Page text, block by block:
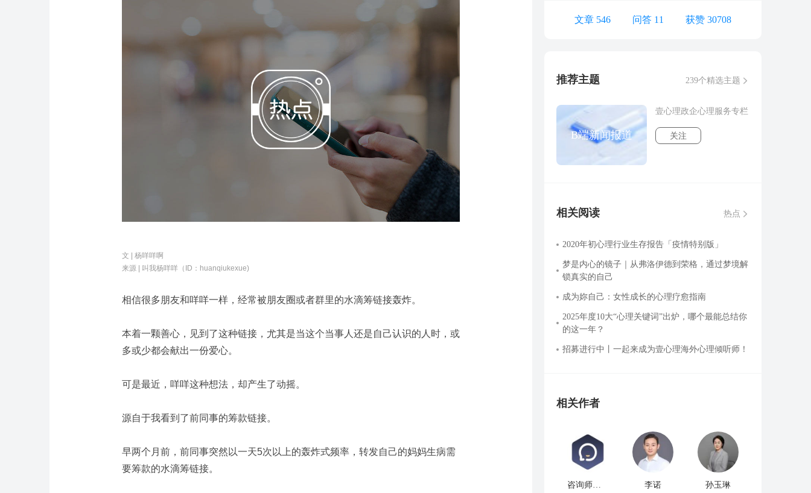
文 | 杨咩咩啊
来源 | 叫我杨咩咩 （ID：huanqiukexue)
相信很多朋友和咩咩一样，经常被朋友圈或者群里的水滴筹链接轰炸。
本着一颗善心，见到了这种链接，尤其是当这个当事人还是自己认识的人时，或
多或少都会献出一份爱心。
可是最近，咩咩这种想法，却产生了动摇。
源自于我看到了前同事的筹款链接。
早两个月前，前同事突然以一天5次以上的轰炸式频率，转发自己的妈妈生病需
要筹款的水滴筹链接。
文章 546 问答 11 获赞 30708
推荐主题 239个精选主题
B端新闻报道
壹心理政企心理服务专栏
关注
相关阅读 热点
2020年初心理行业生存报告「疫情特别版」
梦是内心的镜子｜从弗洛伊德到荣格，通过梦境解
锁真实的自己
成为妳自己：女性成长的心理疗愈指南
2025年度10大“心理关键词”出炉，哪个最能总结你
的这一年？
招募进行中丨一起来成为壹心理海外心理倾听师！
相关作者
咨询师之家精选 李诺 孙玉琳